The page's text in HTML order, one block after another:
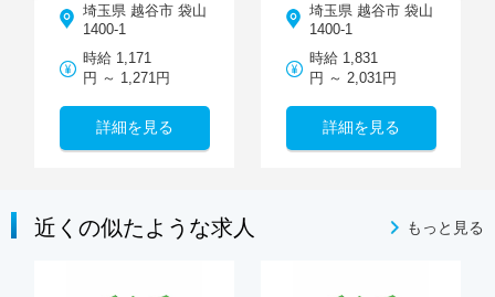
埼玉県 越谷市 袋山
1400-1
時給 1,171
円 ～ 1,271円
詳細を見る
埼玉県 越谷市 袋山
1400-1
時給 1,831
円 ～ 2,031円
詳細を見る
近くの似たような求人 もっと見る